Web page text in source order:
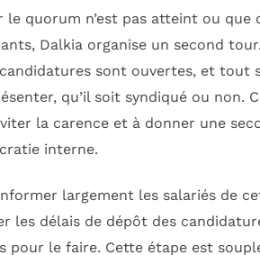
le quorum n’est pas atteint ou que
Dalkia organise un second
sont ouvertes, et tout
qu’il soit syndiqué ou non.
la carence et à donner une
interne.
largement les salariés de
les délais de dépôt des
pour le faire. Cette étape est